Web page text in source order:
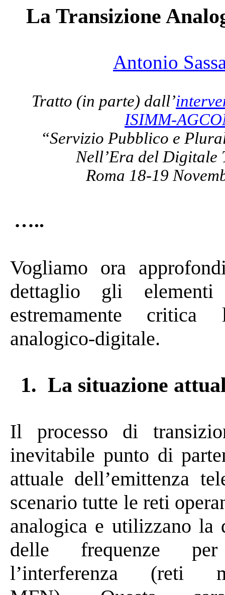
La Transizione
Antonio
Tratto (in parte) dall’
ISIMM-
“Servizio Pubblico e
Nell’Era del Digitale
Roma 18-19
…..
Vogliamo ora
dettaglio gli elementi
estremamente critica
analogico-digitale.
1. La situazione
Il processo di
inevitabile punto di
attuale dell’emittenza
scenario tutte le reti
analogica e utilizzano la
delle frequenze per
l’interferenza (reti